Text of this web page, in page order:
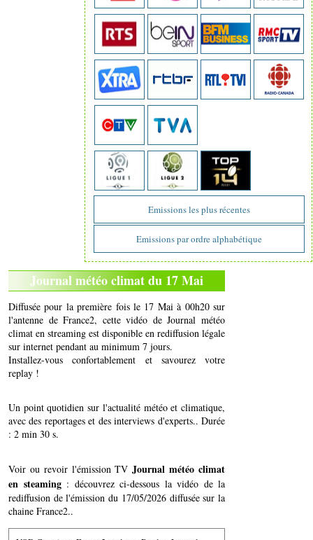
Emissions les plus récentes
Emissions par ordre alphabétique
Journal météo climat du 17 Mai
Diffusée pour la première fois le 17 Mai à 00h20 sur
l'antenne de France2, cette vidéo de Journal météo
climat en streaming est disponible en rediffusion légale
sur internet pendant au minimum 7 jours.
Installez-vous confortablement et savourez votre
replay !
Un point quotidien sur l'actualité météo et climatique,
avec des reportages et des interviews d'experts.. Durée
: 2 min 30 s.
Voir ou revoir l'émission TVJournal météo climat
en steaming: découvrez ci-dessous la vidéo de la
rediffusion de l'émission du 17/05/2026 diffusée sur la
chaine France2..